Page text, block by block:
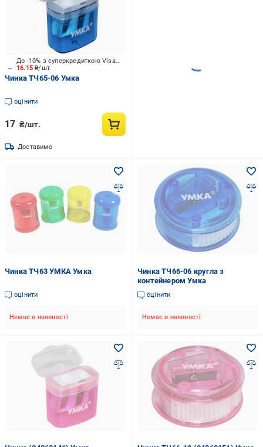
16.15₴/шт.
До -10% з суперкредиткою Visa Вигода
Чинка ТЧ65-06 Умка
оцінити
17 ₴/шт.
Доставимо
Чинка ТЧ63 УМКА Умка
оцінити
Немає в наявності
Чинка ТЧ66-06 кругла з
контейнером Умка
оцінити
Немає в наявності